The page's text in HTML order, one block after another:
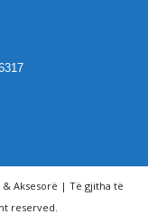
Aksesorë | Të gjitha të
reserved.